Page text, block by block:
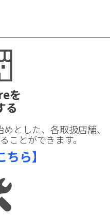
を
る
とした、各取扱店舗、
ことができます。
ちら】